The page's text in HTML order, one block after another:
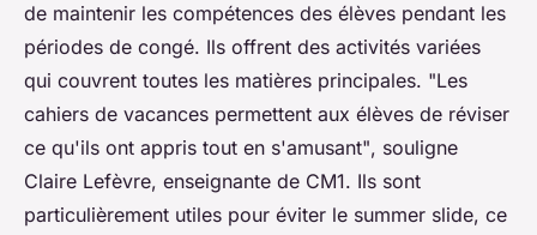
de maintenir les compétences des élèves pendant les
périodes de congé. Ils offrent des activités variées
qui couvrent toutes les matières principales. "Les
cahiers de vacances permettent aux élèves de réviser
ce qu'ils ont appris tout en s'amusant", souligne
Claire Lefèvre, enseignante de CM1. Ils sont
particulièrement utiles pour éviter le summer slide, ce